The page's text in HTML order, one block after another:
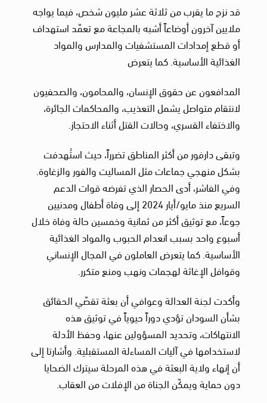
قد نزح ما يقرب من ثلاثة عشر مليون شخص، فيما يواجه
ملايين آخرون أوضاعاً أشبه بالمجاعة مع تعمّد استهداف
أو قطع إمدادات المستشفيات والمدارس والمواد
الغذائية الأساسية. كما يتعرض
المدافعون عن حقوق الإنسان، والمحامون، والصحفيون
لانتقام متواصل يشمل التعذيب، والمحاكمات الجائرة،
والاختفاء القسري، وحالات القتل أثناء الاحتجاز.
وتبقى دارفور من أكثر المناطق تضرراً، حيث استُهدفت
بشكل منهجي جماعات مثل المساليت والفور والزغاوة.
وفي الفاشر، أدى الحصار الذي تفرضه قوات الدعم
السريع منذ مايو/أيار 2024 إلى وفاة أطفال ومدنيين
جوعاً، مع توثيق أكثر من ثمانية وخمسين حالة وفاة خلال
أسبوع واحد بسبب انعدام الحبوب والمواد الغذائية
الأساسية. كما يتعرض العاملون في المجال الإنساني
وقوافل الإغاثة لهجمات ونهب ومنع متكرر.
وأكدت لجنة العدالة وعوافي أن بعثة تقصّي الحقائق
بشأن السودان تؤدي دوراً حيوياً في توثيق هذه
الانتهاكات، وتحديد المسؤولين عنها، وحفظ الأدلة
لاستخدامها في آليات المساءلة المستقبلية. وأشارتا إلى
أن إنهاء ولاية البعثة في هذه المرحلة سيترك الضحايا
دون حماية ويمكّن الجناة من الإفلات من العقاب.